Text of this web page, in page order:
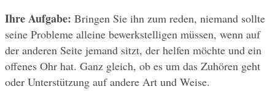
Ihre Aufgabe: Bringen Sie ihn zum reden, niemand sollte
seine Probleme alleine bewerkstelligen müssen, wenn auf
der anderen Seite jemand sitzt, der helfen möchte und ein
offenes Ohr hat. Ganz gleich, ob es um das Zuhören geht
oder Unterstützung auf andere Art und Weise.